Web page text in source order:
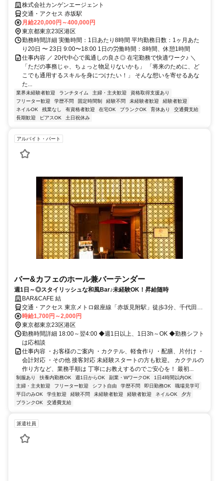
株式会社カンゲンエージェント
交通・アクセス 赤坂駅
月給220,000円～400,000円
東京都東京23区港区
勤務時間詳細 実働時間：1日あたり8時間 平均勤務日数：1ヶ月あた
り20日 〜 23日 9:00〜18:00 1日の労働時間：8時間、休憩1時間
仕事内容 ／ 20代中心で風通しの良さ◎ 在宅勤務で快適ワーク♪ ＼
「ただの事務じゃ、ちょっと物足りないかも」 「将来のために、ど
こでも通用するスキルを身につけたい！」 そんな想いを寄せるあな
た...
業界未経験者歓迎 ランチタイム 主婦・主夫歓迎
資格取得支援あり
フリーター歓迎
学歴不問 固定時間制 経験不問 未経験者歓迎
経験者歓迎
ネイルOK
残業なし 有資格者歓迎 在宅OK ブランクOK 育休あり
交通費支給
長期歓迎
ピアスOK 土日祝休み
アルバイト・パート
バー&カフェのホール兼バーテンダー
週1日～◎スタイリッシュな和風Bar♪未経験OK！昇給随時
BAR&CAFE 結
交通・アクセス 東京メトロ銀座線「赤坂見附駅」徒歩3分、千代田線
「赤坂駅」徒歩5分
時給1,700円～2,000円
東京都東京23区港区
勤務時間詳細 18:00～翌4:00 ◆週1日以上、1日3h～OK ◆勤務シフト
は応相談
仕事内容 ・お客様のご案内 ・カクテル、軽食作り ・配膳、片付け ・
会計対応 ・その他 接客対応 未経験スタートの方も歓迎。 カクテルの
作り方など、業務手順は 丁寧にお教えするのでご安心を！ 最初...
制服あり 扶養内勤務OK 週1日からOK 副業・WワークOK
1日4時間以内OK
主婦・主夫歓迎
フリーター歓迎 シフト自由 学歴不問 即日勤務OK
職場見学可
平日のみOK
学生歓迎 経験不問 未経験者歓迎 経験者歓迎 ネイルOK
夕方
ブランクOK
交通費支給
派遣社員